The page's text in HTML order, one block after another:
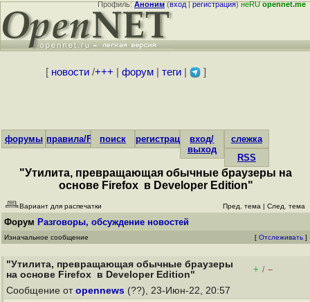
Профиль:Аноним(вход|регистрация)неRUopennet.me
[ новости/+++ форум| теги| ]
форумы правила/FAQпоиск регистрациявход/
выход
слежка
RSS
"Утилита, превращающая обычные браузеры на
основе Firefox в Developer Edition"
Вариант для распечатки Пред. тема | След. тема
Форум Разговоры, обсуждение новостей
Изначальное сообщение [ Отслеживать ]
"Утилита, превращающая обычные браузеры
на основе Firefox в Developer Edition"
+ / –
Сообщение от opennews (??), 23-Июн-22, 20:57